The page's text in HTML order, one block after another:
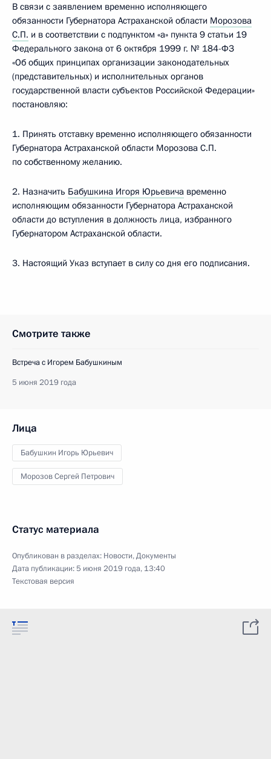
В связи с заявлением временно исполняющего
обязанности Губернатора Астраханской области Морозова
С.П. и в соответствии с подпунктом «а» пункта 9 статьи 19
Федерального закона от 6 октября 1999 г. № 184-ФЗ
«Об общих принципах организации законодательных
(представительных) и исполнительных органов
государственной власти субъектов Российской Федерации»
постановляю:
1. Принять отставку временно исполняющего обязанности
Губернатора Астраханской области Морозова С.П.
по собственному желанию.
2. Назначить Бабушкина Игоря Юрьевича временно
исполняющим обязанности Губернатора Астраханской
области до вступления в должность лица, избранного
Губернатором Астраханской области.
3. Настоящий Указ вступает в силу со дня его подписания.
Смотрите также
Встреча с Игорем Бабушкиным
5 июня 2019 года
Лица
Бабушкин Игорь Юрьевич
Морозов Сергей Петрович
Статус материала
Опубликован в разделах: Новости,Документы
Дата публикации:5 июня 2019 года, 13:40
Текстовая версия